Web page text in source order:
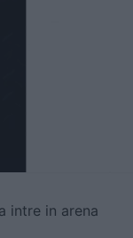
intre in arena